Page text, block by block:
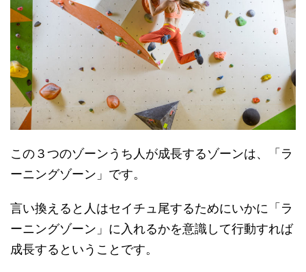
この３つのゾーンうち人が成長するゾーンは、「ラ
ーニングゾーン」です。
言い換えると人はセイチュ尾するためにいかに「ラ
ーニングゾーン」に入れるかを意識して行動すれば
成長するということです。